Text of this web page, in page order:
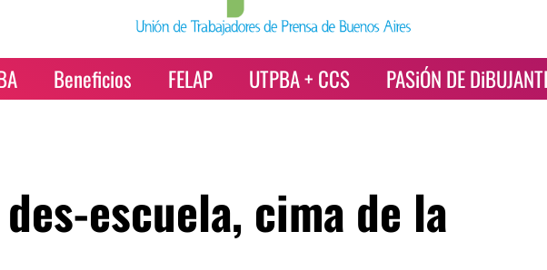
Beneficios FELAP UTPBA + CCS PASiÓN DE
escuela, cima de la